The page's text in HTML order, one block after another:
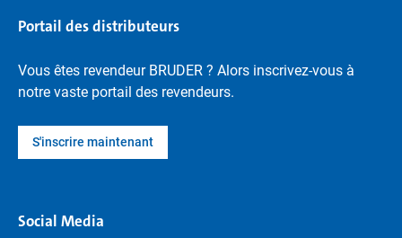
Portail des distributeurs
Vous êtes revendeur BRUDER ? Alors inscrivez-vous à
notre vaste portail des revendeurs.
S'inscrire maintenant
Social Media